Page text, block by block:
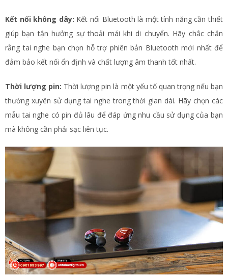
Kết nối không dây: Kết nối Bluetooth là một tính năng cần thiết
giúp bạn tận hưởng sự thoải mái khi di chuyển. Hãy chắc chắn
rằng tai nghe bạn chọn hỗ trợ phiên bản Bluetooth mới nhất để
đảm bảo kết nối ổn định và chất lượng âm thanh tốt nhất.
Thời lượng pin: Thời lượng pin là một yếu tố quan trọng nếu bạn
thường xuyên sử dụng tai nghe trong thời gian dài. Hãy chọn các
mẫu tai nghe có pin đủ lâu để đáp ứng nhu cầu sử dụng của bạn
mà không cần phải sạc liên tục.